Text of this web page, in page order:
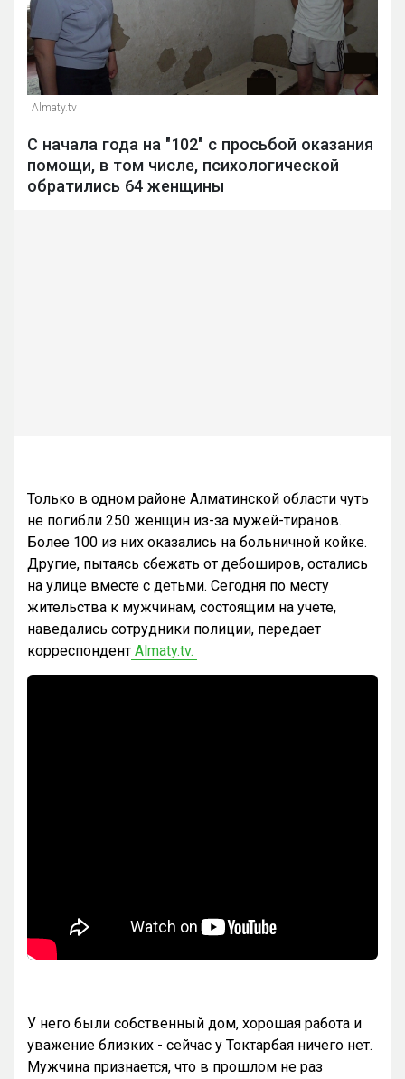
Almaty.tv
С начала года на "102" с просьбой оказания
помощи, в том числе, психологической
обратились 64 женщины
Только в одном районе Алматинской области чуть
не погибли 250 женщин из-за мужей-тиранов.
Более 100 из них оказались на больничной койке.
Другие, пытаясь сбежать от дебоширов, остались
на улице вместе с детьми. Сегодня по месту
жительства к мужчинам, состоящим на учете,
наведались сотрудники полиции, передает
корреспондент Almaty.tv.
У него были собственный дом, хорошая работа и
уважение близких - cейчас у Токтарбая ничего нет.
Мужчина признается, что в прошлом не раз